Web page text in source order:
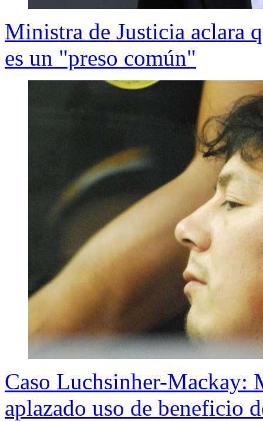
Ministra de Justicia aclara
es un "preso común"
Caso Luchsinher-Mackay:
aplazado uso de beneficio